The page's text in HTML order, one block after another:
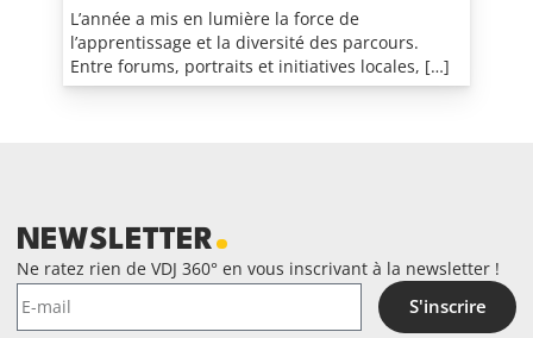
L’année a mis en lumière la force de
l’apprentissage et la diversité des parcours.
Entre forums, portraits et initiatives locales, […]
NEWSLETTER
Ne ratez rien de VDJ 360° en vous inscrivant à la newsletter !
S'inscrire